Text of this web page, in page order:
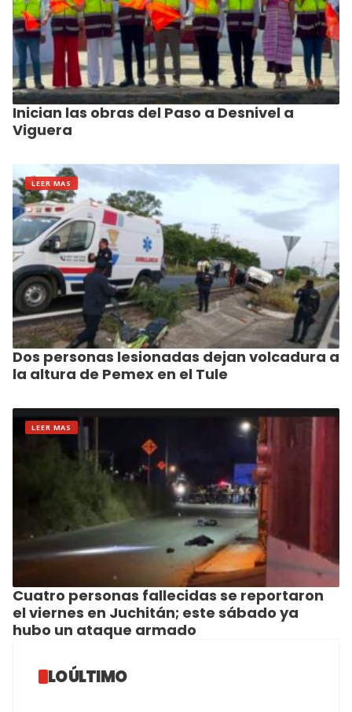
Inician las obras del Paso a Desnivel a
Viguera
LEER MAS
Dos personas lesionadas dejan volcadura a
la altura de Pemex en el Tule
LEER MAS
Cuatro personas fallecidas se reportaron
el viernes en Juchitán; este sábado ya
hubo un ataque armado
LO ÚLTIMO